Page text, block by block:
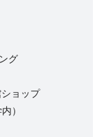
グ
ョップ
）